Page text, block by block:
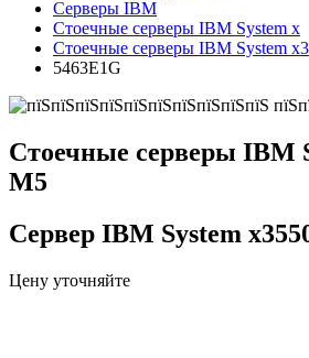
Серверы IBM
Стоечные серверы IBM System x
Стоечные серверы IBM System
5463E1G
Стоечные серверы IBM
M5
Сервер IBM System
Цену уточняйте